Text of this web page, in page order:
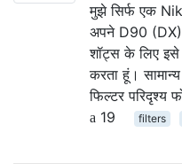
मुझे सिर्फ एक
अपने D90 (DX)
शॉट्स के लिए इसे
करता हूं।
फिल्टर परिदृश्य
19
filters